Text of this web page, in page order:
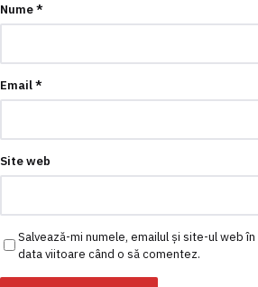
Nume*
Email*
Site web
Salvează-mi numele, emailul și site-ul web
data viitoare când o să comentez.